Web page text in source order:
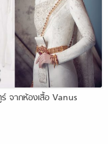
จากห้องเสื้อ Vanus